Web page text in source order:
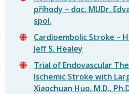
příhody – doc. MUDr.
spol.
Cardioembolic Stroke –
Jeff S. Healey
Trial of Endovascular
Ischemic Stroke with
Xiaochuan Huo, M.D.,